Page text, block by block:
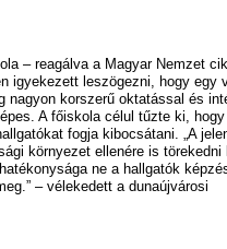
– reagálva a Magyar Nemzet
igyekezett leszögezni, hogy egy
nagyon korszerű oktatással és
A főiskola célul tűzte ki,
fogja kibocsátani. „A
környezet ellenére is törekedni
ne a hallgatók
– vélekedett a dunaújvárosi